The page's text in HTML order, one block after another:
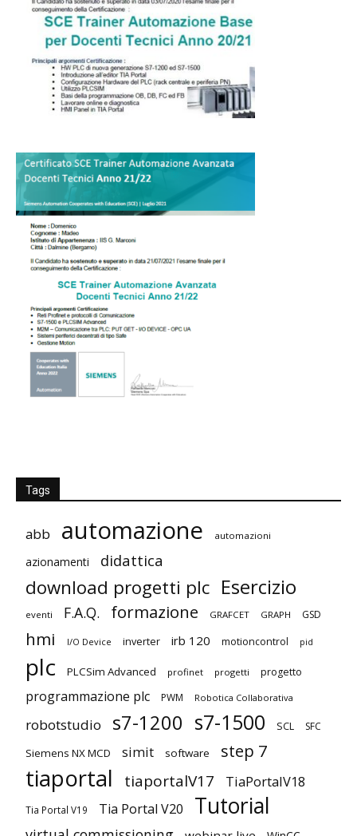
Tags
abb automazione automazioni
azionamenti didattica
download progetti plc Esercizio
eventi F.A.Q. formazione GRAFCET GRAPH GSD
hmi I/O Device inverter irb 120 motioncontrol pid
plc PLCSim Advanced profinet progetti progetto
programmazione plc PWM Robotica Collaborativa
robotstudio s7-1200 s7-1500 SCL SFC
Siemens NX MCD simit software step 7
tiaportal tiaportalV17 TiaPortalV18
Tia Portal V19 Tia Portal V20 Tutorial